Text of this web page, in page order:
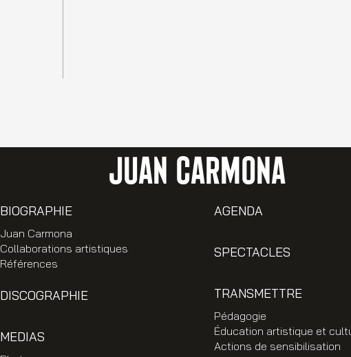
JUAN CARMONA
BIOGRAPHIE
Juan Carmona
Collaborations artistiques
Références
DISCOGRAPHIE
MEDIAS
AGENDA
SPECTACLES
TRANSMETTRE
Pédagogie
Éducation artistique et
Actions de sensibilisation